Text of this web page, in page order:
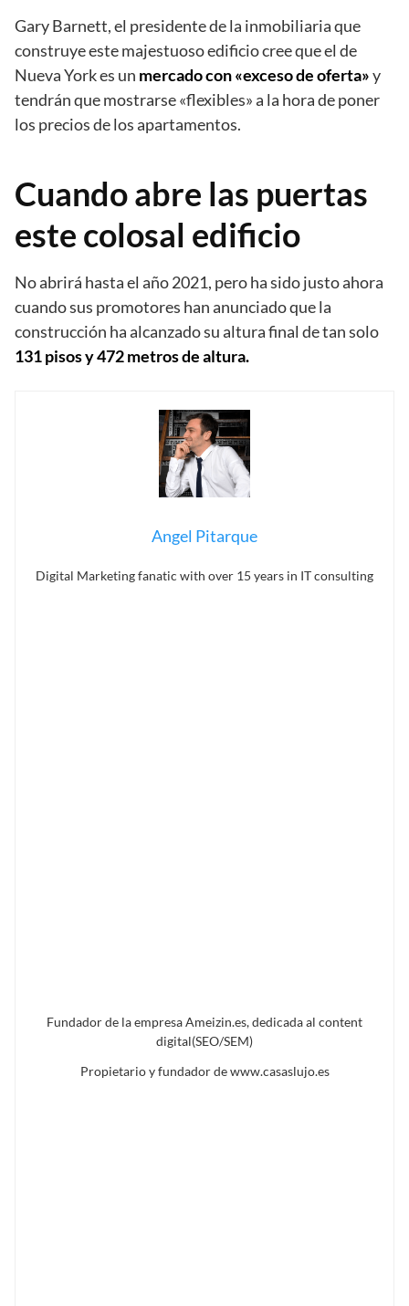
Gary Barnett, el presidente de la inmobiliaria que
construye este majestuoso edificio cree que el de
Nueva York es un mercado con «exceso de oferta»y
tendrán que mostrarse «flexibles» a la hora de poner
los precios de los apartamentos.
Cuando abre las puertas
este colosal edificio
No abrirá hasta el año 2021, pero ha sido justo ahora
cuando sus promotores han anunciado que la
construcción ha alcanzado su altura final de tan solo
131 pisos y 472 metros de altura.
Angel Pitarque
Digital Marketing fanatic with over 15 years in IT consulting
Fundador de la empresa Ameizin.es, dedicada al content
digital(SEO/SEM)
Propietario y fundador de www.casaslujo.es